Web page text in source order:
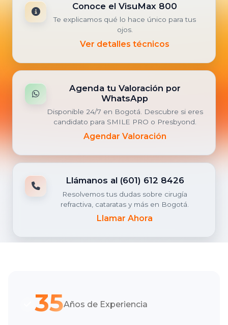
Conoce el VisuMax 800
Te explicamos qué lo hace único para tus
ojos.
Ver detalles técnicos
Agenda tu Valoración por
WhatsApp
Disponible 24/7 en Bogotá. Descubre si eres
candidato para SMILE PRO o Presbyond.
Agendar Valoración
Llámanos al (601) 612 8426
Resolvemos tus dudas sobre cirugía
refractiva, cataratas y más en Bogotá.
Llamar Ahora
35Años de Experiencia